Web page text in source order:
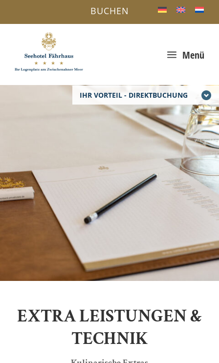
IHR VORTEIL - DIREKTBUCHUNG
a Menü
BUCHEN
EXTRA LEISTUNGEN &
TECHNIK